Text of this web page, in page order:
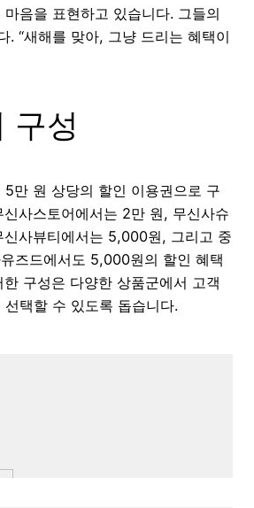
음을 표현하고 있습니다. 그들의
. “새해를 맞아, 그냥 드리는 혜택이
구성
5만 원 상당의 할인 이용권으로 구
사스토어에서는 2만 원, 무신사슈
사뷰티에서는 5,000원, 그리고 중
즈드에서도 5,000원의 할인 혜택
구성은 다양한 상품군에서 고객
택할 수 있도록 돕습니다.